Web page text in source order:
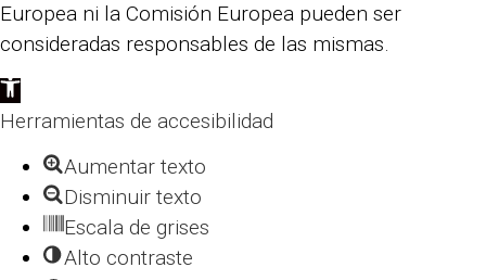
Europea ni la Comisión Europea pueden ser
consideradas responsables de las mismas.
Abrir
barra
herramientas
Herramientas de accesibilidad
Aumentar texto
Disminuir texto
Escala de grises
Alto contraste